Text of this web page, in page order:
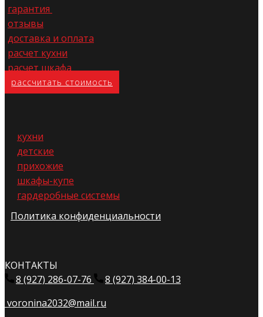
гарантия
отзывы
доставка и оплата
расчет кухни
расчет шкафа
расс​читать стоимость
кухни
детские
прихожие
шкафы-купе
гардеробные системы
Политика конфиденциальности
КОНТАКТЫ
8 (927) 286-07-76
8 (927) 384-00-13
voronina2032@mail.ru